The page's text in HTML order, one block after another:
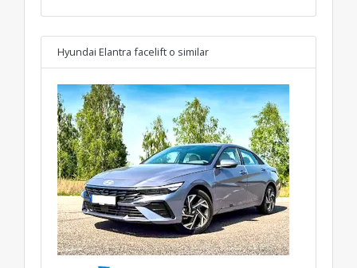
Hyundai Elantra facelift o similar